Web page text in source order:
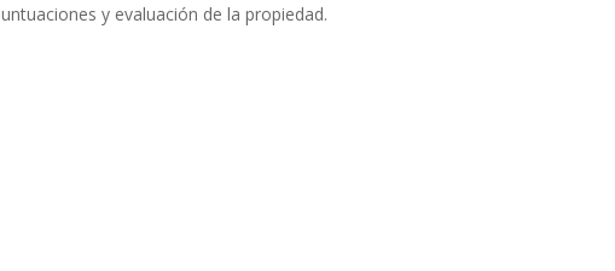
y evaluación de la propiedad.